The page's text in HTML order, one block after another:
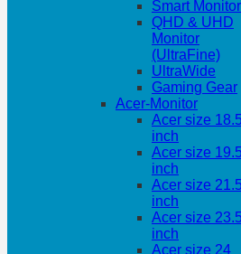
Smart Monitor
QHD & UHD
Monitor
(UltraFine)
UltraWide
Gaming Gear
Acer-Monitor
Acer size
inch
Acer size
inch
Acer size
inch
Acer size
inch
Acer size 24